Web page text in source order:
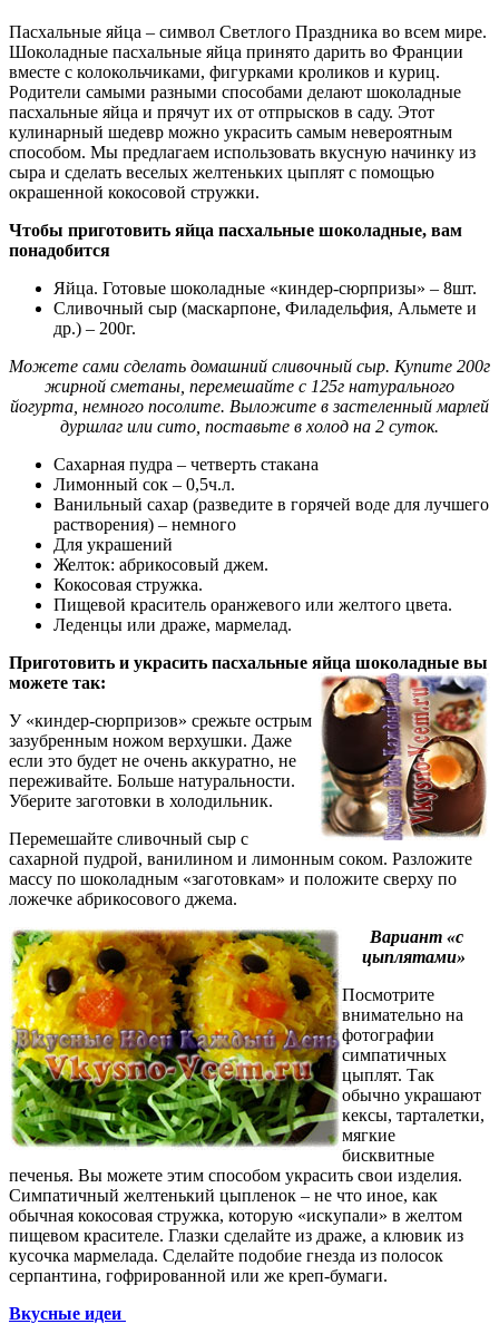
Пасхальные яйца – символ Светлого Праздника во всем мире.
Шоколадные пасхальные яйца принято дарить во Франции
вместе с колокольчиками, фигурками кроликов и куриц.
Родители самыми разными способами делают шоколадные
пасхальные яйца и прячут их от отпрысков в саду. Этот
кулинарный шедевр можно украсить самым невероятным
способом. Мы предлагаем использовать вкусную начинку из
сыра и сделать веселых желтеньких цыплят с помощью
окрашенной кокосовой стружки.
Чтобы приготовить яйца пасхальные шоколадные, вам
понадобится
Яйца. Готовые шоколадные «киндер-сюрпризы» – 8шт.
Сливочный сыр (маскарпоне, Филадельфия, Альмете и
др.) – 200г.
Можете сами сделать домашний сливочный сыр. Купите 200г
жирной сметаны, перемешайте с 125г натурального
йогурта, немного посолите. Выложите в застеленный марлей
дуршлаг или сито, поставьте в холод на 2 суток.
Сахарная пудра – четверть стакана
Лимонный сок – 0,5ч.л.
Ванильный сахар (разведите в горячей воде для лучшего
растворения) – немного
Для украшений
Желток: абрикосовый джем.
Кокосовая стружка.
Пищевой краситель оранжевого или желтого цвета.
Леденцы или драже, мармелад.
Приготовить и украсить пасхальные яйца шоколадные вы
можете так:
У «киндер-сюрпризов» срежьте острым
зазубренным ножом верхушки. Даже
если это будет не очень аккуратно, не
переживайте. Больше натуральности.
Уберите заготовки в холодильник.
Перемешайте сливочный сыр с
сахарной пудрой, ванилином и лимонным соком. Разложите
массу по шоколадным «заготовкам» и положите сверху по
ложечке абрикосового джема.
Вариант «с
цыплятами»
Посмотрите
внимательно на
фотографии
симпатичных
цыплят. Так
обычно украшают
кексы, тарталетки,
мягкие
бисквитные
печенья. Вы можете этим способом украсить свои изделия.
Симпатичный желтенький цыпленок – не что иное, как
обычная кокосовая стружка, которую «искупали» в желтом
пищевом красителе. Глазки сделайте из драже, а клювик из
кусочка мармелада. Сделайте подобие гнезда из полосок
серпантина, гофрированной или же креп-бумаги.
Вкусные идеи